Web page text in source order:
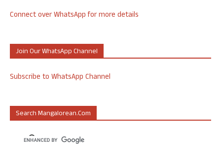
Connect over WhatsApp for more details
Join Our WhatsApp Channel
Subscribe to WhatsApp Channel
Search Mangalorean.com